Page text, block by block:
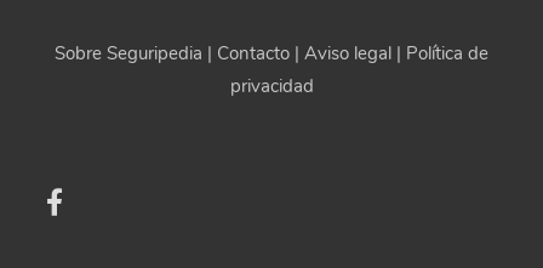
Sobre Seguripedia | Contacto | Aviso legal | Política de
privacidad